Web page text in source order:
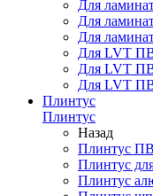
Для
Для
Для
Для LVT
Для LVT
Для LVT
Плинтус
Плинтус
Назад
Плинтус
Плинтус
Плинтус